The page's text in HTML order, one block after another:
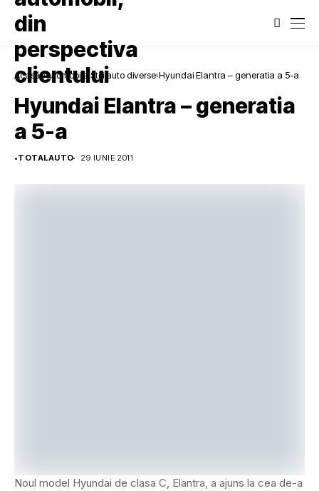
Acasă Automobile Stiri auto diverse Hyundai Elantra – generatia a 5-a
Hyundai Elantra – generatia
a 5-a
•TOTALAUTO 29 IUNIE 2011
Noul model Hyundai de clasa C, Elantra, a ajuns la cea de-a